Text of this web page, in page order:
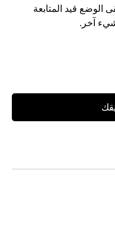
الوضع قيد المتابعة
آخر.